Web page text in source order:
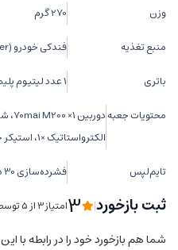
وزن 270 گرم
منبع تغذیه فندکی خودرو (Car Charger)
باتری 1 عدد لیتیوم پلیمری (شامل بسته‌بندی)
محتویات جعبه
الکترواستاتیک ×1، استیکر چسبی ×1، دفترچه راهنما ×1
تایم‌لپس فشرده‌سازی 30 دقیقه ویدئو به 1 دقیقه در حالت پارک
ثبت بازخورد|
3امتیاز3 از ۵ توسط 1 کاربر
شما هم بازخورد خود را در رابطه با